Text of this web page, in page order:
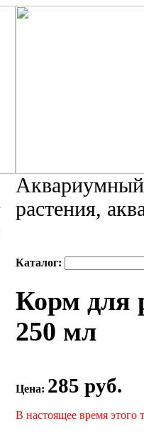
растения,
Каталог:
Корм для
250 мл
Цена: 285 руб.
В настоящее время этого